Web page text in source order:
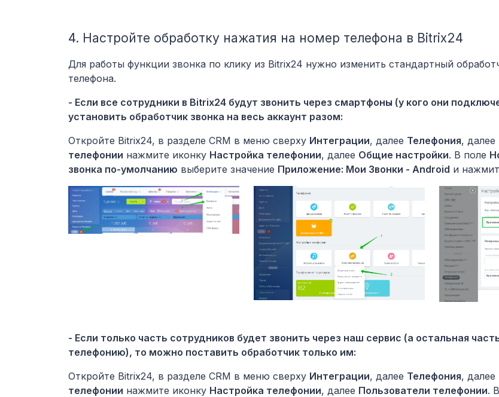
4. Настройте обработку нажатия на номер телефона в Bitrix24
Для работы функции звонка по клику из Bitrix24 нужно изменить стандартный
телефона.
- Если все сотрудники в Bitrix24 будут звонить через смартфоны (у кого они
установить обработчик звонка на весь аккаунт разом:
Откройте Bitrix24, в разделе CRM в меню сверху Интеграции, далее Телефония, далее
телефонии нажмите иконку Настройка телефонии, далее Общие настройки. В поле
звонка по-умолчанию выберите значение Приложение: Мои Звонки - Android и
- Если только часть сотрудников будет звонить через наш сервис (а остальная
телефонию), то можно поставить обработчик только им:
Откройте Bitrix24, в разделе CRM в меню сверху Интеграции, далее Телефония, далее
телефонии нажмите иконку Настройка телефонии, далее Пользователи телефонии.